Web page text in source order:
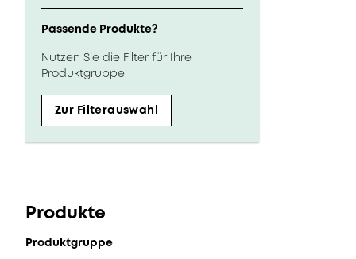
Passende Produkte?
Nutzen Sie die Filter für Ihre
Produktgruppe.
Zur Filterauswahl
Produkte
Produktgruppe